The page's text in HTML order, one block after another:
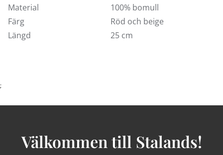
Material
100% bomull
Färg
Röd och beige
Längd
25 cm
;
Välkommen till Stalands!